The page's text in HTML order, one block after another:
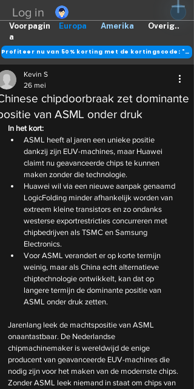
Log in
Europa Amerika Overig..
Voorpagin
a
Profiteer nu van 50% korting met de kortingscode: "DANK"
chipdoorbraak zet dominante
van ASML onder druk
Kevin S
26 mei
In het kort:
ASML heeft al jaren een unieke positie
dankzij zijn EUV-machines, maar Huawei
claimt nu geavanceerde chips te kunnen
maken zonder die technologie.
Huawei wil via een nieuwe aanpak genaamd
LogicFolding minder afhankelijk worden van
extreem kleine transistors en zo ondanks
westerse exportrestricties concurreren met
chipbedrijven als TSMC en Samsung
Electronics.
Voor ASML verandert er op korte termijn
weinig, maar als China echt alternatieve
chiptechnologie ontwikkelt, kan dat op
langere termijn de dominante positie van
ASML onder druk zetten.
Jarenlang leek de machtspositie van ASML
onaantastbaar. De Nederlandse
chipmachinemaker is wereldwijd de enige
producent van geavanceerde EUV-machines die
nodig zijn voor het maken van de modernste chips.
Zonder ASML leek niemand in staat om chips van